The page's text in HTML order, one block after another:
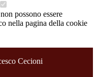
possono essere
nella pagina della cookie
Cecioni